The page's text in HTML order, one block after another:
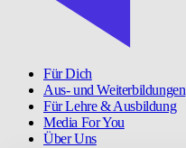
Für Dich
Aus- und Weiterbildungen
Für Lehre & Ausbildung
Media For You
Über Uns